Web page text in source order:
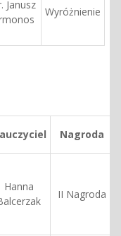
Janusz
Wyróżnienie
Nagroda
Hanna
II Nagroda